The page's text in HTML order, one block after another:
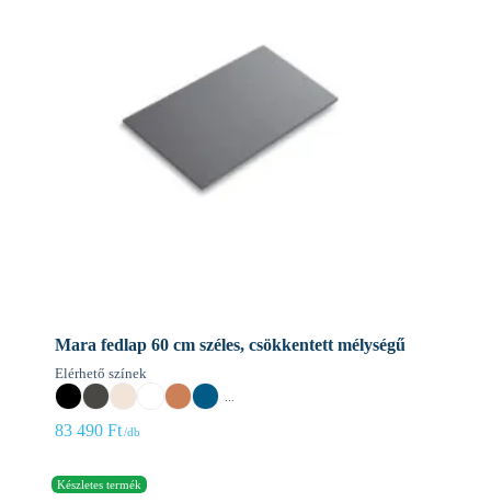
Mara fedlap 60 cm széles, csökkentett mélységű
Elérhető színek
...
83 490 Ft